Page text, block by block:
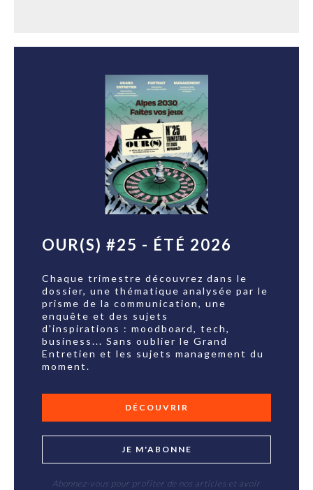
OUR(S) #25 - ÉTÉ 2026
Chaque trimestre découvrez dans le
dossier, une thématique analysée par le
prisme de la communication, une
enquête et des sujets
d'inspirations : moodboard, tech,
business... Sans oublier le Grand
Entretien et les sujets management du
moment.
DÉCOUVRIR
JE M'ABONNE
Abonnez-vous pour profiter de nos articles et avoir